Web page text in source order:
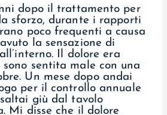
dopo il trattamento per
sforzo, durante i rapporti
poco frequenti a causa
la sensazione di
Il dolore era
sentita male con una
Un mese dopo andai
per il controllo annuale
giù dal tavolo
Mi disse che il dolore